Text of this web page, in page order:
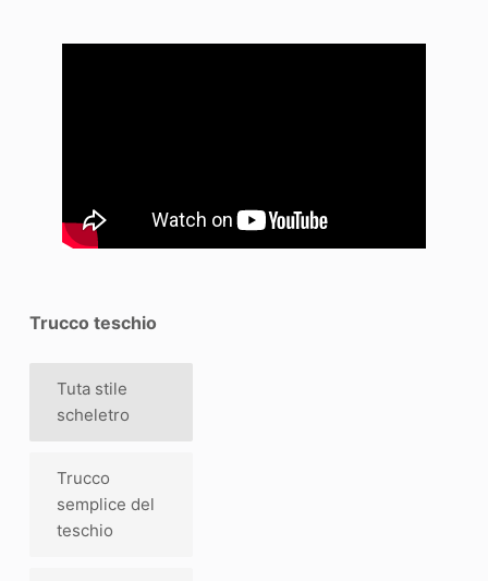
Trucco teschio
Tuta stile
scheletro
Trucco
semplice del
teschio